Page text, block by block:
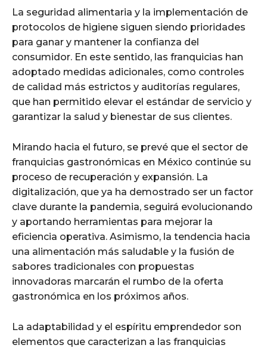
La seguridad alimentaria y la implementación de
protocolos de higiene siguen siendo prioridades
para ganar y mantener la confianza del
consumidor. En este sentido, las franquicias han
adoptado medidas adicionales, como controles
de calidad más estrictos y auditorías regulares,
que han permitido elevar el estándar de servicio y
garantizar la salud y bienestar de sus clientes.
Mirando hacia el futuro, se prevé que el sector de
franquicias gastronómicas en México continúe su
proceso de recuperación y expansión. La
digitalización, que ya ha demostrado ser un factor
clave durante la pandemia, seguirá evolucionando
y aportando herramientas para mejorar la
eficiencia operativa. Asimismo, la tendencia hacia
una alimentación más saludable y la fusión de
sabores tradicionales con propuestas
innovadoras marcarán el rumbo de la oferta
gastronómica en los próximos años.
La adaptabilidad y el espíritu emprendedor son
elementos que caracterizan a las franquicias